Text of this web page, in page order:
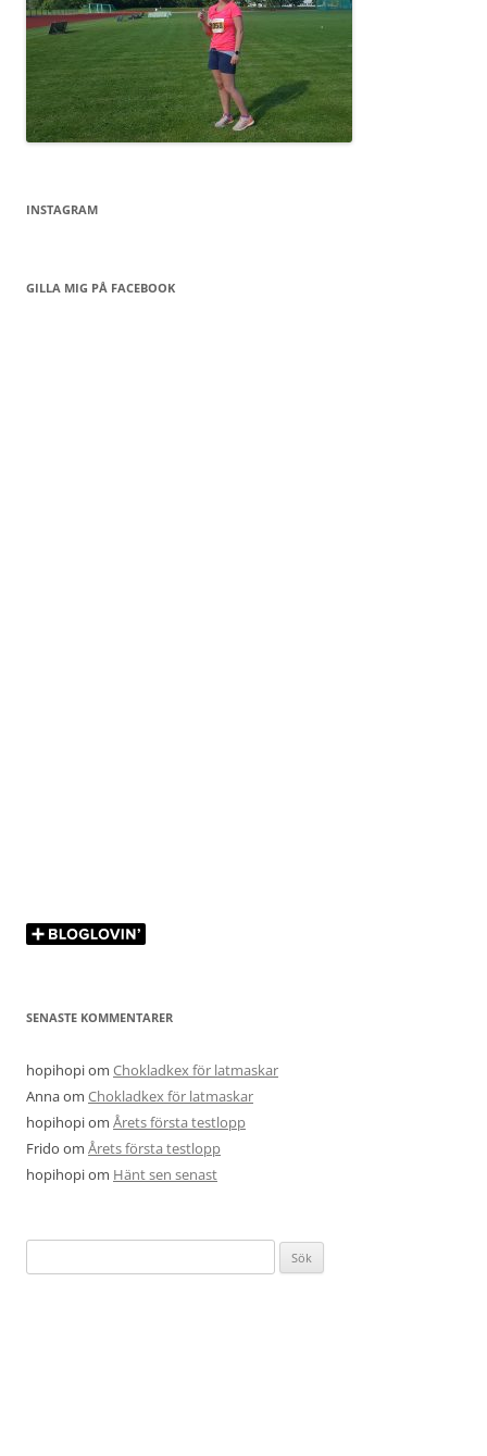
INSTAGRAM
GILLA MIG PÅ FACEBOOK
SENASTE KOMMENTARER
hopihopiom Chokladkex för latmaskar
Annaom Chokladkex för latmaskar
hopihopiom Årets första testlopp
Frido om Årets första testlopp
hopihopiom Hänt sen senast
efter: